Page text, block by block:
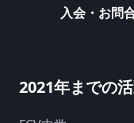
入会・お問
2021年までの